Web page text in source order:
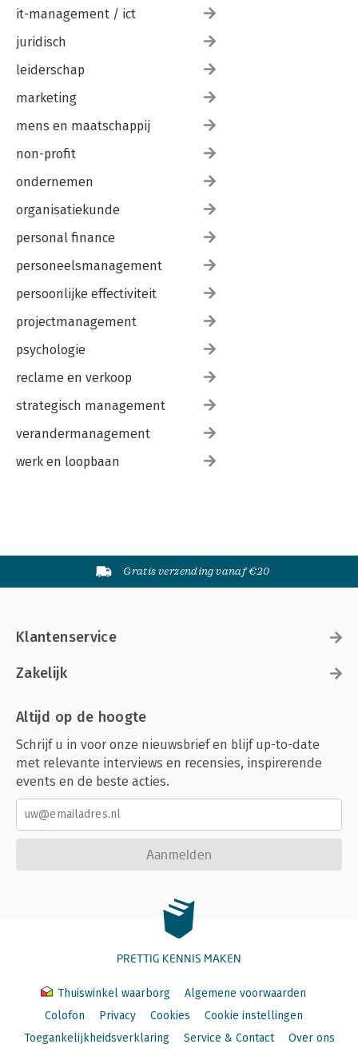
it-management / ict
juridisch
leiderschap
marketing
mens en maatschappij
non-profit
ondernemen
organisatiekunde
personal finance
personeelsmanagement
persoonlijke effectiviteit
projectmanagement
psychologie
reclame en verkoop
strategisch management
verandermanagement
werk en loopbaan
Gratis verzending vanaf €20
Klantenservice
Zakelijk
Altijd op de hoogte
Schrijf u in voor onze nieuwsbrief en blijf up-to-date
met relevante interviews en recensies, inspirerende
events en de beste acties.
Aanmelden
PRETTIG KENNIS MAKEN
Thuiswinkel waarborg
Algemene voorwaarden
Colofon
Privacy Cookies
Cookie instellingen
Toegankelijkheidsverklaring
Service & Contact Over ons